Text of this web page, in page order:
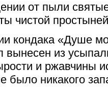
от пыли
чистой
кондака «Душе
вынесен из
и ржавчины
было никакого